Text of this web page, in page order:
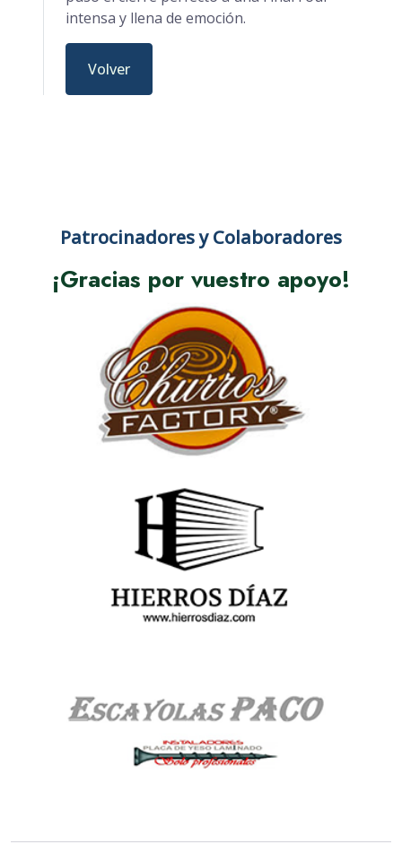
intensa y llena de emoción.
Volver
Patrocinadores y Colaboradores
¡Gracias por vuestro apoyo!